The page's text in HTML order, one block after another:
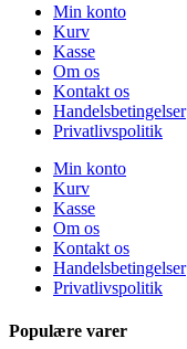
Min konto
Kurv
Kasse
Om os
Kontakt os
Handelsbetingelser
Privatlivspolitik
Min konto
Kurv
Kasse
Om os
Kontakt os
Handelsbetingelser
Privatlivspolitik
Populære varer